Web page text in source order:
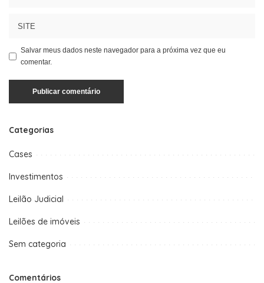
Salvar meus dados neste navegador para a próxima vez que eu
comentar.
Categorias
Cases
Investimentos
Leilão Judicial
Leilões de imóveis
Sem categoria
Comentários